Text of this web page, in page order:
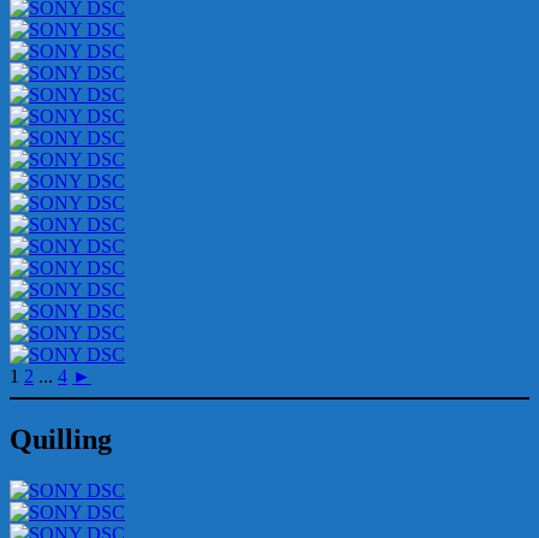
1 2 ... 4 ►
Quilling